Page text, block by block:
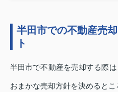
半田市での不動産売
ト
半田市で不動産を売却する際
おまかな売却方針を決めるとこ